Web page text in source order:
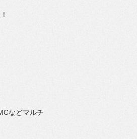
などマルチ